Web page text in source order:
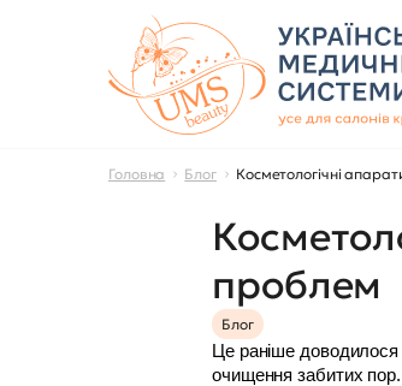
Головна Блог Косметологічні
проблем
Блог
Це раніше
очищення забитих пор.